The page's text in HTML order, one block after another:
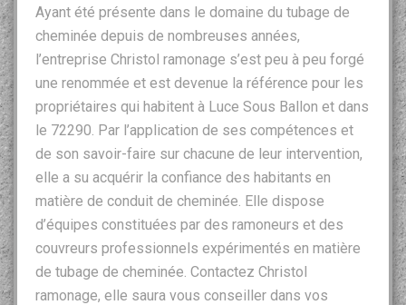
Ayant été présente dans le domaine du tubage de
cheminée depuis de nombreuses années,
l’entreprise Christol ramonage s’est peu à peu forgé
une renommée et est devenue la référence pour les
propriétaires qui habitent à Luce Sous Ballon et dans
le 72290. Par l’application de ses compétences et
de son savoir-faire sur chacune de leur intervention,
elle a su acquérir la confiance des habitants en
matière de conduit de cheminée. Elle dispose
d’équipes constituées par des ramoneurs et des
couvreurs professionnels expérimentés en matière
de tubage de cheminée. Contactez Christol
ramonage, elle saura vous conseiller dans vos